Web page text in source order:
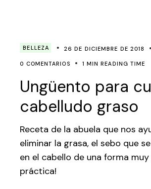
BELLEZA 26 DE DICIEMBRE DE 2018
0 COMENTARIOS 1 MIN READING TIME
Ungüento para
cabelludo graso
Receta de la abuela que nos
eliminar la grasa, el sebo que
en el cabello de una forma
práctica!